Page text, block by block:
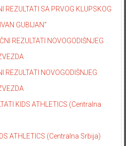
REZULTATI SA PRVOG KLUPSKOG
GUBIJAN“
REZULTATI NOVOGODIŠNJEG
REZULTATI NOVOGODIŠNJEG
KIDS ATHLETICS (Centralna
ATHLETICS (Centralna Srbija)